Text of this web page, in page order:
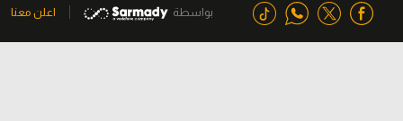
بواسطة اعلن معنا